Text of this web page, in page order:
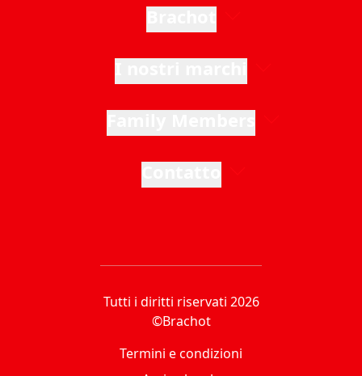
Tutti i diritti riservati 2026
©Brachot
Termini e condizioni